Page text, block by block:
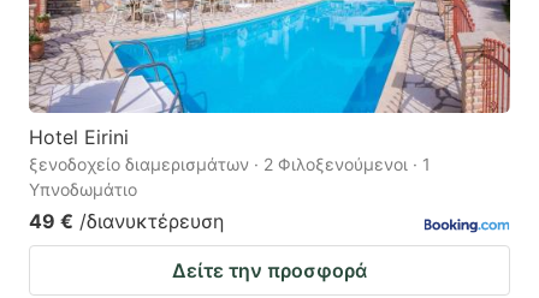
Hotel Eirini
ξενοδοχείο διαμερισμάτων · 2 Φιλοξενούμενοι · 1
Υπνοδωμάτιο
49 € /διανυκτέρευση
Δείτε την προσφορά